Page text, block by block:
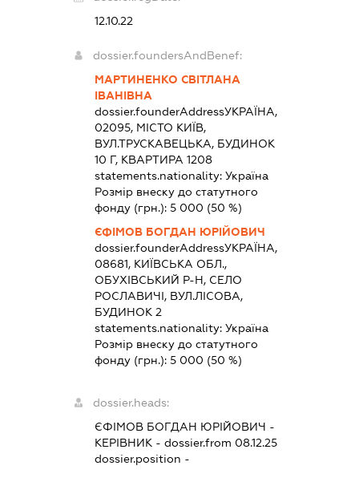
12.10.22
dossier.foundersAndBenef:
МАРТИНЕНКО СВІТЛАНА
ІВАНІВНА
dossier.founderAddressУКРАЇНА,
02095, МІСТО КИЇВ,
ВУЛ.ТРУСКАВЕЦЬКА, БУДИНОК
10 Г, КВАРТИРА 1208
statements.nationality: Україна
Розмір внеску до статутного
фонду (грн.): 5 000 (50 %)
ЄФІМОВ БОГДАН ЮРІЙОВИЧ
dossier.founderAddressУКРАЇНА,
08681, КИЇВСЬКА ОБЛ.,
ОБУХІВСЬКИЙ Р-Н, СЕЛО
РОСЛАВИЧІ, ВУЛ.ЛІСОВА,
БУДИНОК 2
statements.nationality: Україна
Розмір внеску до статутного
фонду (грн.): 5 000 (50 %)
dossier.heads:
ЄФІМОВ БОГДАН ЮРІЙОВИЧ -
КЕРІВНИК- dossier.from 08.12.25
dossier.position -